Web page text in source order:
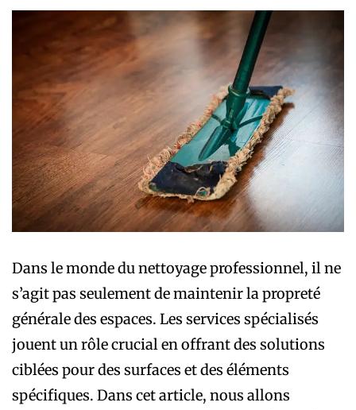
Dans le monde du nettoyage professionnel, il ne
s’agit pas seulement de maintenir la propreté
générale des espaces. Les services spécialisés
jouent un rôle crucial en offrant des solutions
ciblées pour des surfaces et des éléments
spécifiques. Dans cet article, nous allons